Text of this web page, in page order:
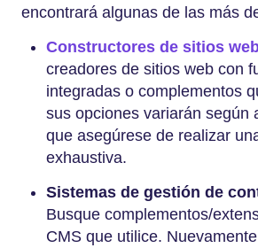
encontrará algunas de las más
Constructores de sitios
creadores de sitios web con
integradas o complementos
sus opciones variarán según
que asegúrese de realizar
exhaustiva.
Sistemas de gestión de
Busque complementos/
CMS que utilice.